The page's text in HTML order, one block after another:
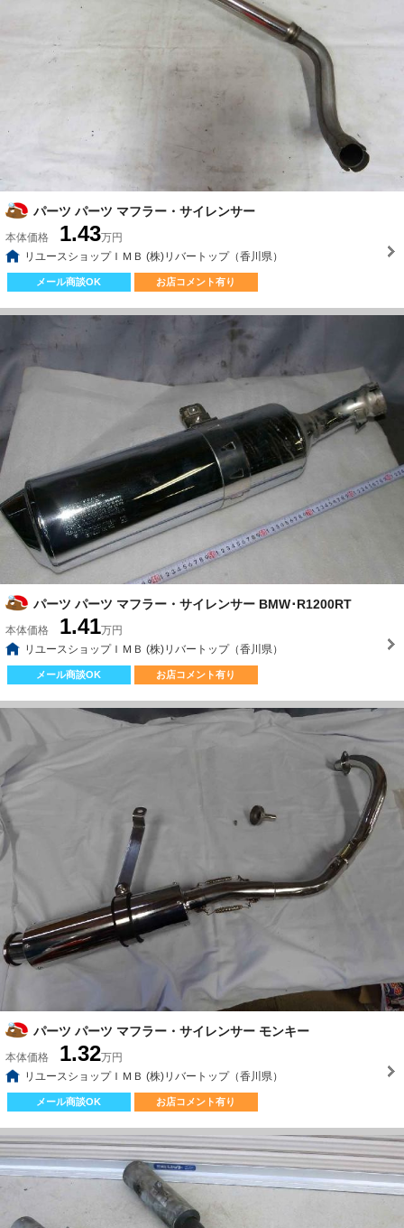
パーツ パーツ マフラー・サイレンサー
本体価格 1.43万円
リユースショップＩＭＢ (株)リバートップ（香川県）
メール商談OK お店コメント有り
パーツ パーツ マフラー・サイレンサー BMW･R1200RT
本体価格 1.41万円
リユースショップＩＭＢ (株)リバートップ（香川県）
メール商談OK お店コメント有り
パーツ パーツ マフラー・サイレンサー モンキー
本体価格 1.32万円
リユースショップＩＭＢ (株)リバートップ（香川県）
メール商談OK お店コメント有り